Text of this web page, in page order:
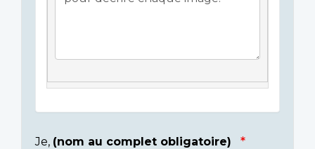
Je, (nom au complet obligatoire)